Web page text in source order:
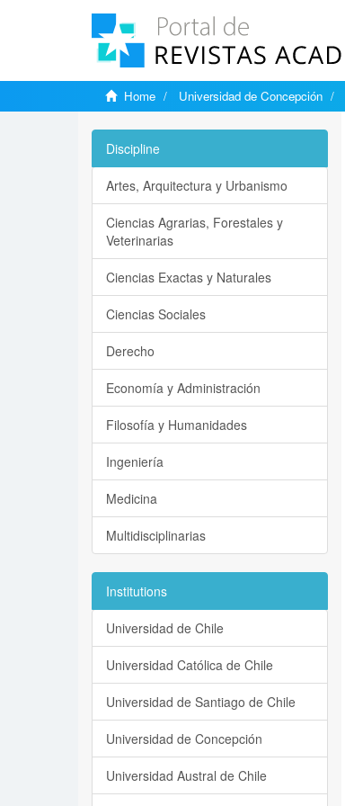
Home Universidad de Concepción
Discipline
Artes, Arquitectura y Urbanismo
Ciencias Agrarias, Forestales y
Veterinarias
Ciencias Exactas y Naturales
Ciencias Sociales
Derecho
Economía y Administración
Filosofía y Humanidades
Ingeniería
Medicina
Multidisciplinarias
Institutions
Universidad de Chile
Universidad Católica de Chile
Universidad de Santiago de Chile
Universidad de Concepción
Universidad Austral de Chile